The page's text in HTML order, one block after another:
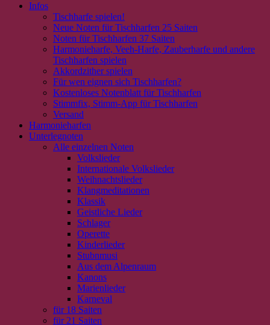
Infos
Tischharfe spielen!
Neue Noten für Tischharfen 25 Saiten
Noten für Tischharfen 37 Saiten
Harmonieharfe, Veeh-Harfe, Zauberharfe und andere
Tischharfen spielen
Akkordzither spielen
Für wen eignen sich Tischharfen?
Kostenloses Notenblatt für Tischharfen
Stimmfix, Stimm-App für Tischharfen
Versand
Harmonieharfen
Unterlegnoten
Alle einzelnen Noten
Volkslieder
Internationale Volkslieder
Weihnachtslieder
Klangmeditationen
Klassik
Geistliche Lieder
Schlager
Operette
Kinderlieder
Stubnmusi
Aus dem Alpenraum
Kanons
Marienlieder
Karneval
für 18 Saiten
für 21 Saiten